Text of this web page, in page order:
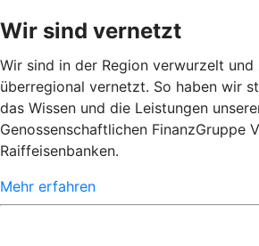
Wir sind vernetzt
Wir sind in der Region verwurzelt und
überregional vernetzt. So haben wir
das Wissen und die Leistungen
Genossenschaftlichen FinanzGruppe
Raiffeisenbanken.
Mehr erfahren